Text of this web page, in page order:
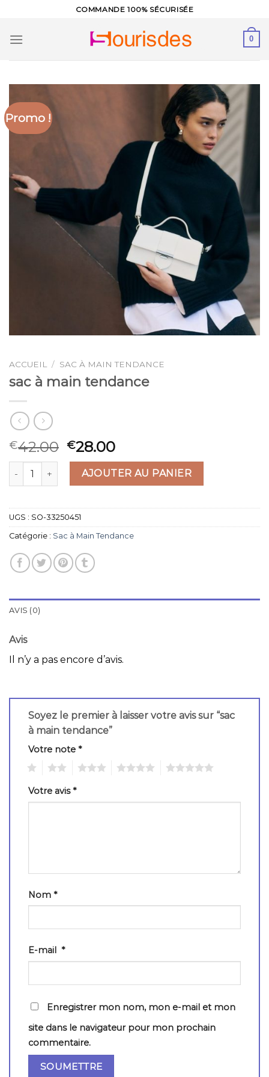
content
COMMANDE 100% SÉCURISÉE
0
Promo !
ACCUEIL / SAC À MAIN TENDANCE
sac à main tendance
€42.00 €28.00
quantité de sac à main tendance
AJOUTER AU PANIER
UGS : SO-33250451
Catégorie : Sac à Main Tendance
AVIS (0)
Avis
Il n’y a pas encore d’avis.
Soyez le premier à laisser votre avis sur “sac
à main tendance”
Votre note *
Votre avis*
Nom *
E-mail *
Enregistrer mon nom, mon e-mail et mon
site dans le navigateur pour mon prochain
commentaire.